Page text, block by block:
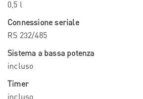
0,5 l
Connessione seriale
RS 232/485
Sistema a bassa potenza
incluso
Timer
incluso